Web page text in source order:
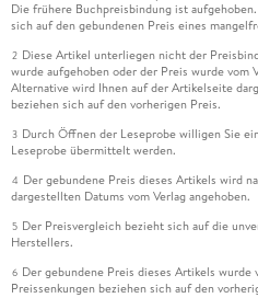
Die frühere Buchpreisbindung ist
sich auf den gebundenen Preis eines
2 Diese Artikel unterliegen nicht der
wurde aufgehoben oder der Preis wurde
Alternative wird Ihnen auf der Artikelseite
beziehen sich auf den vorherigen Preis.
3 Durch Öffnen der Leseprobe willigen Sie
Leseprobe übermittelt werden.
4 Der gebundene Preis dieses Artikels wird
dargestellten Datums vom Verlag angehoben.
5 Der Preisvergleich bezieht sich auf die
Herstellers.
6 Der gebundene Preis dieses Artikels wurde
Preissenkungen beziehen sich auf den